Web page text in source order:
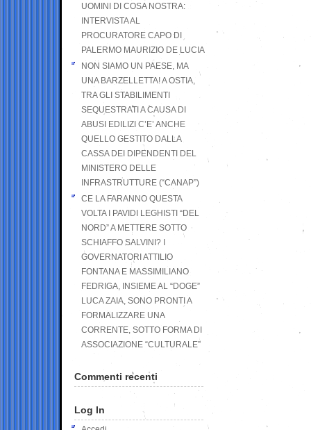
UOMINI DI COSA NOSTRA:
INTERVISTA AL
PROCURATORE CAPO DI
PALERMO MAURIZIO DE LUCIA
NON SIAMO UN PAESE, MA
UNA BARZELLETTA! A OSTIA,
TRA GLI STABILIMENTI
SEQUESTRATI A CAUSA DI
ABUSI EDILIZI C’E’ ANCHE
QUELLO GESTITO DALLA
CASSA DEI DIPENDENTI DEL
MINISTERO DELLE
INFRASTRUTTURE (“CANAP”)
CE LA FARANNO QUESTA
VOLTA I PAVIDI LEGHISTI “DEL
NORD” A METTERE SOTTO
SCHIAFFO SALVINI? I
GOVERNATORI ATTILIO
FONTANA E MASSIMILIANO
FEDRIGA, INSIEME AL “DOGE”
LUCA ZAIA, SONO PRONTI A
FORMALIZZARE UNA
CORRENTE, SOTTO FORMA DI
ASSOCIAZIONE “CULTURALE”
Commenti recenti
Log In